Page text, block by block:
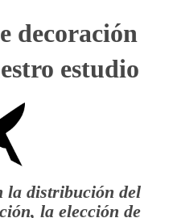
decoración
estudio
la distribución del
la elección de